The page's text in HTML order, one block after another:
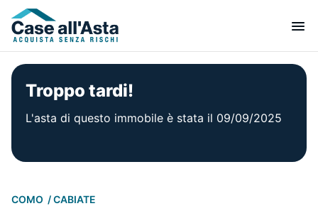
Troppo tardi!
L'asta di questo immobile è stata il 09/09/2025
COMO CABIATE